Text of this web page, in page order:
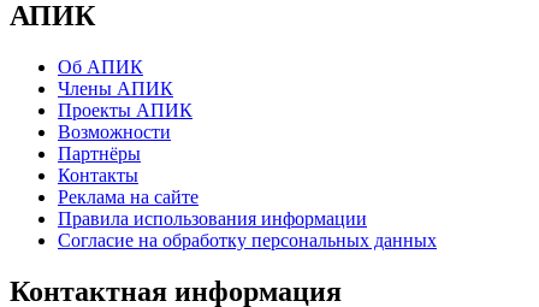
АПИК
Об АПИК
Члены АПИК
Проекты АПИК
Возможности
Партнёры
Контакты
Реклама на сайте
Правила использования информации
Согласие на обработку персональных данных
Контактная информация